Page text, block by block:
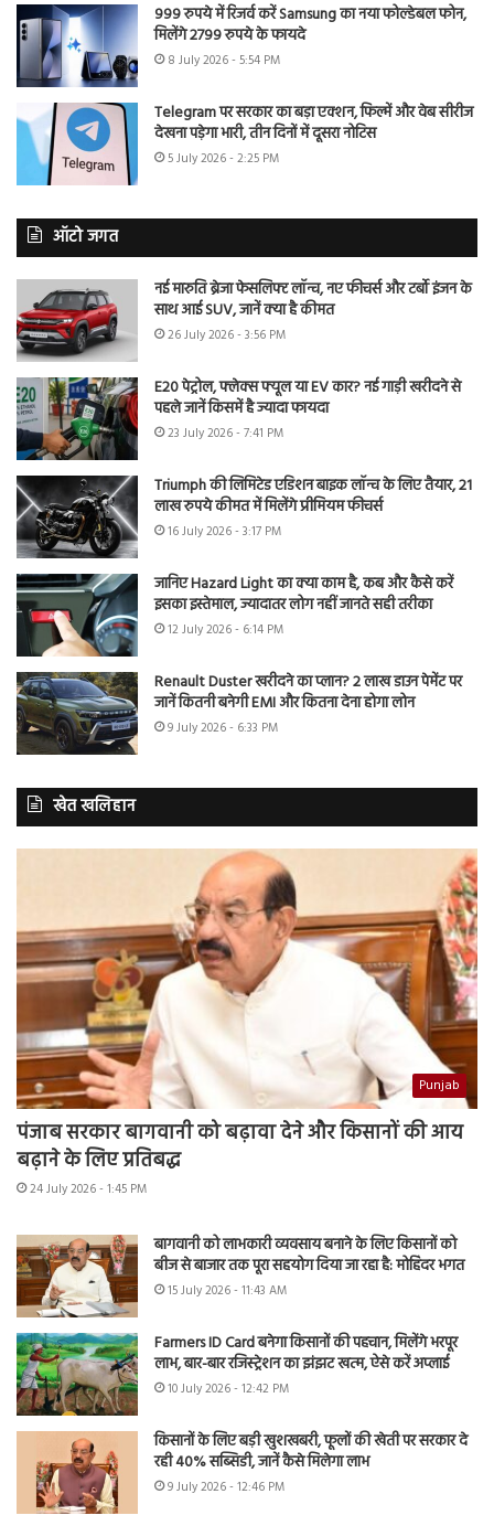
999 रुपये में रिजर्व करें Samsung का नया फोल्डेबल फोन,
मिलेंगे 2799 रुपये के फायदे
8 July 2026 - 5:54 PM
Telegram पर सरकार का बड़ा एक्शन, फिल्में और वेब सीरीज
देखना पड़ेगा भारी, तीन दिनों में दूसरा नोटिस
5 July 2026 - 2:25 PM
ऑटो जगत
नई मारुति ब्रेजा फेसलिफ्ट लॉन्च, नए फीचर्स और टर्बो इंजन के
साथ आई SUV, जानें क्या है कीमत
26 July 2026 - 3:56 PM
E20 पेट्रोल, फ्लेक्स फ्यूल या EV कार? नई गाड़ी खरीदने से
पहले जानें किसमें है ज्यादा फायदा
23 July 2026 - 7:41 PM
Triumph की लिमिटेड एडिशन बाइक लॉन्च के लिए तैयार, 21
लाख रुपये कीमत में मिलेंगे प्रीमियम फीचर्स
16 July 2026 - 3:17 PM
जानिए Hazard Light का क्या काम है, कब और कैसे करें
इसका इस्तेमाल, ज्यादातर लोग नहीं जानते सही तरीका
12 July 2026 - 6:14 PM
Renault Duster खरीदने का प्लान? 2 लाख डाउन पेमेंट पर
जानें कितनी बनेगी EMI और कितना देना होगा लोन
9 July 2026 - 6:33 PM
खेत खलिहान
Punjab
पंजाब सरकार बागवानी को बढ़ावा देने और किसानों की आय
बढ़ाने के लिए प्रतिबद्ध
24 July 2026 - 1:45 PM
बागवानी को लाभकारी व्यवसाय बनाने के लिए किसानों को
बीज से बाजार तक पूरा सहयोग दिया जा रहा है: मोहिंदर भगत
15 July 2026 - 11:43 AM
Farmers ID Card बनेगा किसानों की पहचान, मिलेंगे भरपूर
लाभ, बार-बार रजिस्ट्रेशन का झंझट खत्म, ऐसे करें अप्लाई
10 July 2026 - 12:42 PM
किसानों के लिए बड़ी खुशखबरी, फूलों की खेती पर सरकार दे
रही 40% सब्सिडी, जानें कैसे मिलेगा लाभ
9 July 2026 - 12:46 PM